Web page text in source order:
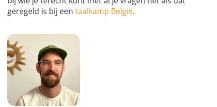
geregeld is bij een taalkamp België.